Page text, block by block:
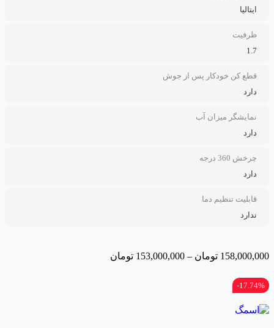
ایتالیا
ظرفیت
1.7
قطع کن خودکار پس از جوش
دارد
نمایشگر میزان آب
دارد
چرخش 360 درجه
دارد
قابلیت تنظیم دما
ندارد
158,000,000 تومان –
153,000,000 تومان
17.74%-